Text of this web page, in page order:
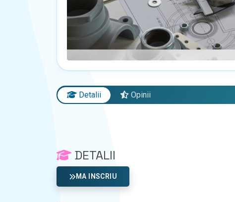
Detalii Opinii
DETALII
MA INSCRIU